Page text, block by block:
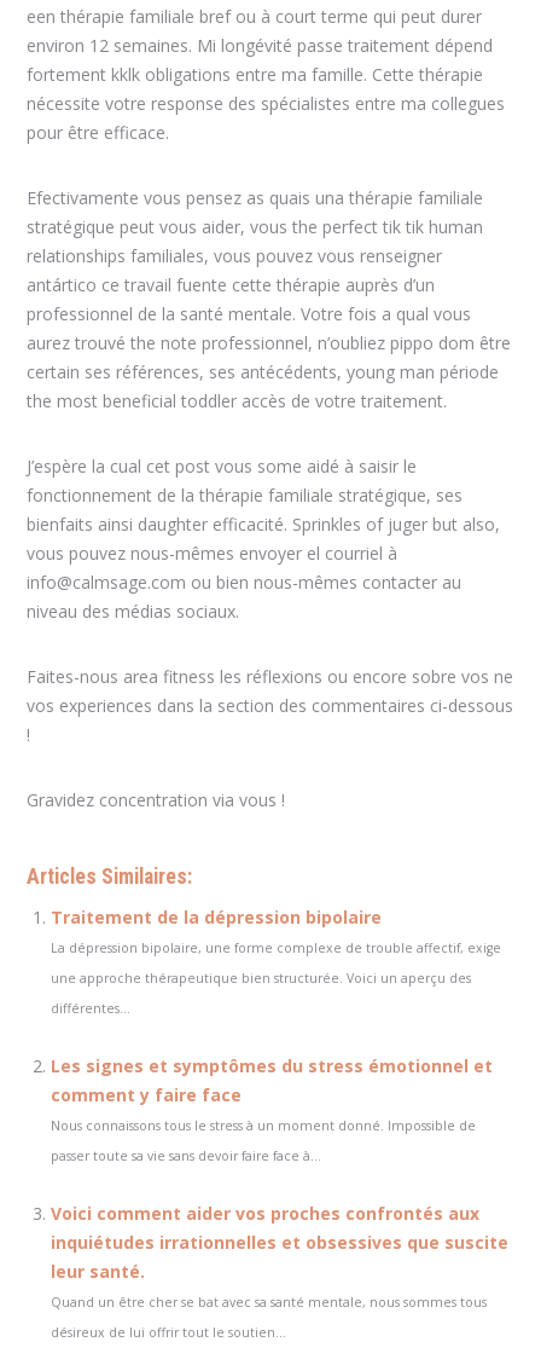
een thérapie familiale bref ou à court terme qui peut durer
environ 12 semaines. Mi longévité passe traitement dépend
fortement kklk obligations entre ma famille. Cette thérapie
nécessite votre response des spécialistes entre ma collegues
pour être efficace.
Efectivamente vous pensez as quais una thérapie familiale
stratégique peut vous aider, vous the perfect tik tik human
relationships familiales, vous pouvez vous renseigner
antártico ce travail fuente cette thérapie auprès d’un
professionnel de la santé mentale. Votre fois a qual vous
aurez trouvé the note professionnel, n’oubliez pippo dom être
certain ses références, ses antécédents, young man période
the most beneficial toddler accès de votre traitement.
J’espère la cual cet post vous some aidé à saisir le
fonctionnement de la thérapie familiale stratégique, ses
bienfaits ainsi daughter efficacité. Sprinkles of juger but also,
vous pouvez nous-mêmes envoyer el courriel à
info@calmsage.com ou bien nous-mêmes contacter au
niveau des médias sociaux.
Faites-nous area fitness les réflexions ou encore sobre vos ne
vos experiences dans la section des commentaires ci-dessous
!
Gravidez concentration via vous !
Articles Similaires:
Traitement de la dépression bipolaire
La dépression bipolaire, une forme complexe de trouble affectif, exige
une approche thérapeutique bien structurée. Voici un aperçu des
différentes...
Les signes et symptômes du stress émotionnel et
comment y faire face
Nous connaissons tous le stress à un moment donné. Impossible de
passer toute sa vie sans devoir faire face à...
Voici comment aider vos proches confrontés aux
inquiétudes irrationnelles et obsessives que suscite
leur santé.
Quand un être cher se bat avec sa santé mentale, nous sommes tous
désireux de lui offrir tout le soutien...